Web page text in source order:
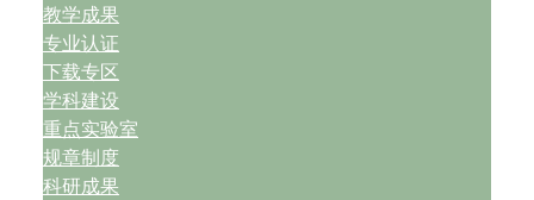
教学成果
专业认证
下载专区
学科建设
重点实验室
规章制度
科研成果